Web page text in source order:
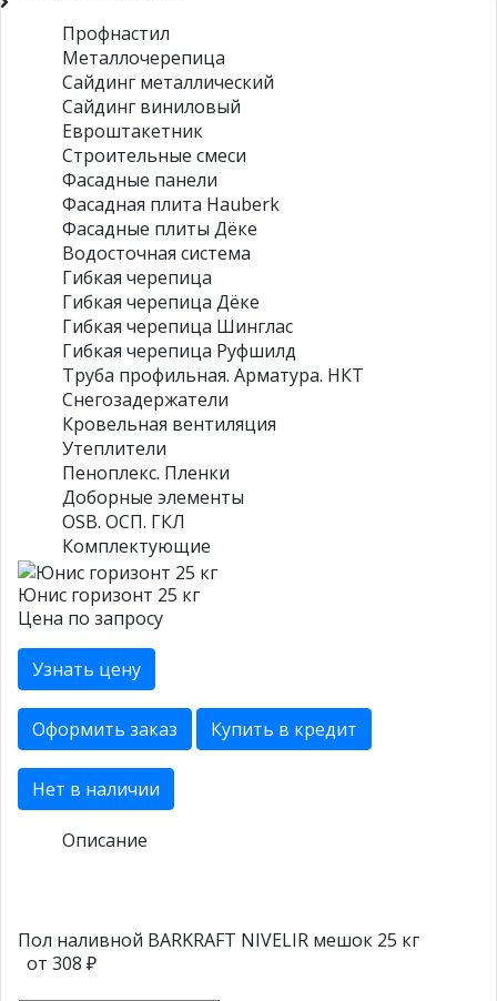
Профнастил
Металлочерепица
Сайдинг металлический
Сайдинг виниловый
Евроштакетник
Строительные смеси
Фасадные панели
Фасадная плита Hauberk
Фасадные плиты Дёке
Водосточная система
Гибкая черепица
Гибкая черепица Дёке
Гибкая черепица Шинглас
Гибкая черепица Руфшилд
Труба профильная. Арматура. НКТ
Снегозадержатели
Кровельная вентиляция
Утеплители
Пеноплекс. Пленки
Доборные элементы
OSB. ОСП. ГКЛ
Комплектующие
Юнис горизонт 25 кг
Цена по запросу
Узнать цену
Оформить заказ Купить в кредит
Нет в наличии
Описание
Пол наливной BARKRAFT NIVELIR мешок 25 кг
от 308 ₽